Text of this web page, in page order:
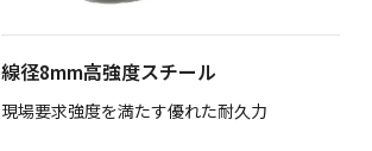
線径8mm高強度スチール
現場要求強度を満たす優れた耐久力